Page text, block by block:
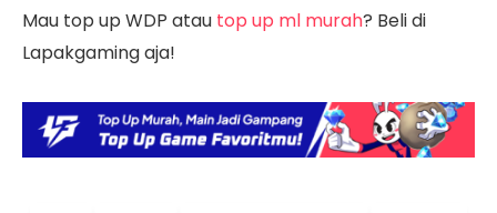
Mau top up WDP atau top up ml murah? Beli di
Lapakgaming aja!